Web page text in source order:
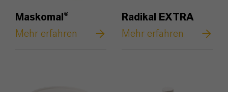
Maskomal®
Mehr erfahren
Radikal EXTRA
Mehr erfahren